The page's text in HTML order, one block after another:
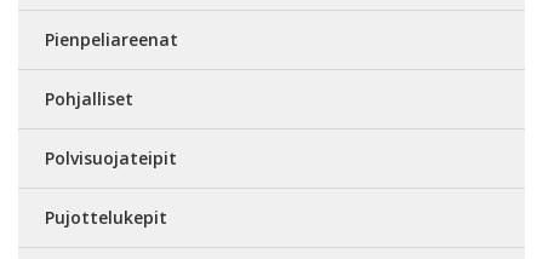
Pienpeliareenat
Pohjalliset
Polvisuojateipit
Pujottelukepit